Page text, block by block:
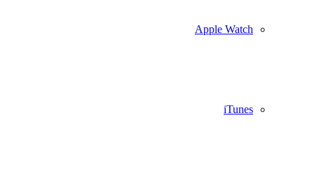
Apple Watch
iTunes